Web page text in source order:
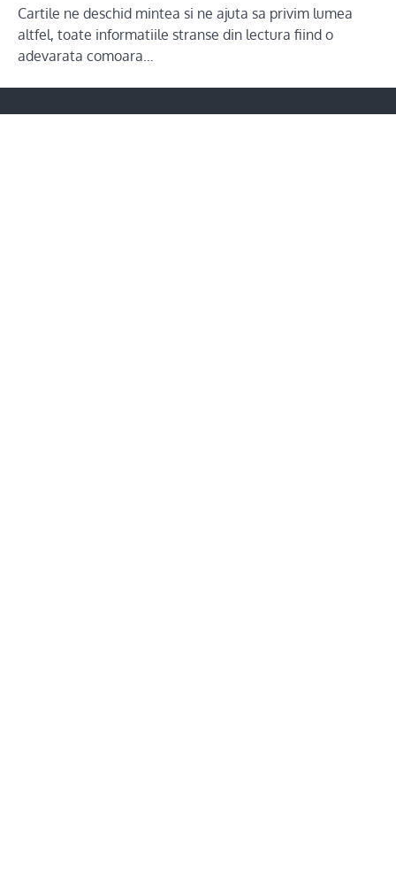
Cartile ne deschid mintea si ne ajuta sa privim lumea
altfel, toate informatiile stranse din lectura fiind o
adevarata comoara…